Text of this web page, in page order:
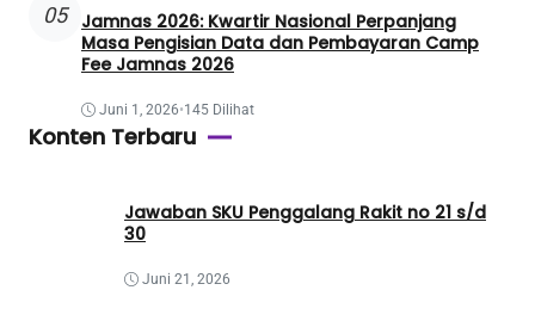
05
Jamnas 2026: Kwartir Nasional Perpanjang
Masa Pengisian Data dan Pembayaran Camp
Fee Jamnas 2026
Juni 1, 2026•145 Dilihat
Konten Terbaru
Jawaban SKU Penggalang Rakit no 21 s/d
30
Juni 21, 2026